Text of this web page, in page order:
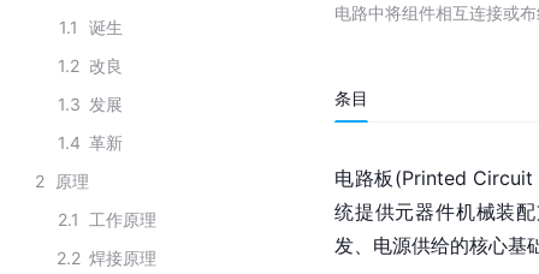
1.1
诞生
1.2 改良
1.3 发展
1.4 革新
2
原理
2.1
工作原理
2.2 焊接原理
电路中将组件相互连接或
条目
电路板(Printed
统提供元器件机械装
发、电源供给的核心基